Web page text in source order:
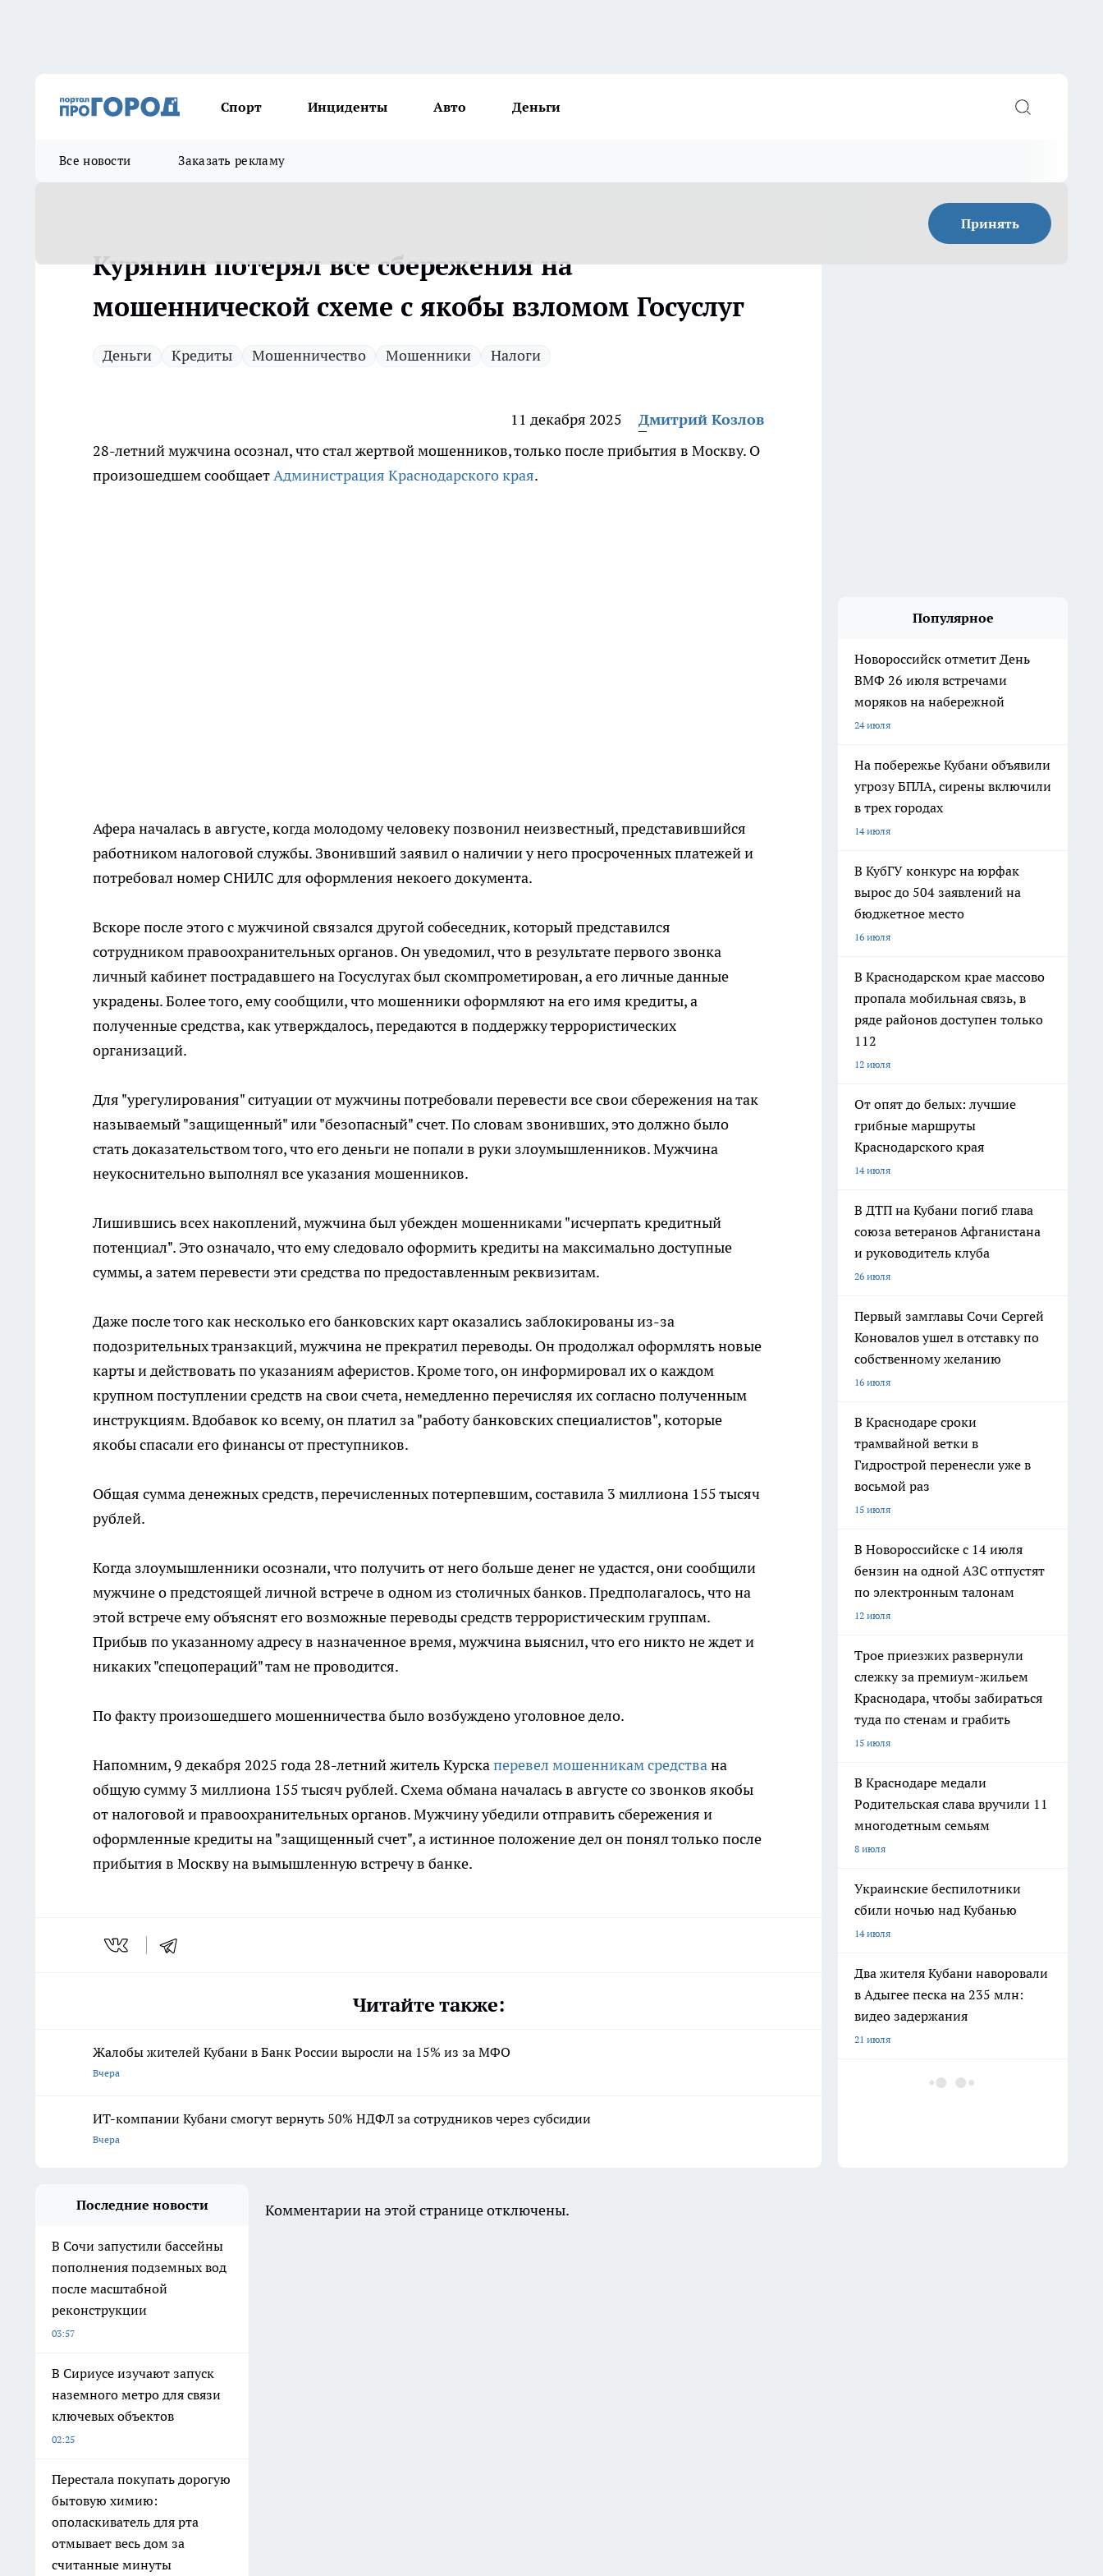
Спорт Инциденты Авто Деньги
Все новости Заказать рекламу
Принять
Курянин потерял все сбережения на
мошеннической схеме с якобы взломом Госуслуг
Деньги Кредиты Мошенничество Мошенники Налоги
11 декабря 2025
Дмитрий Козлов
28-летний мужчина осознал, что стал жертвой мошенников, только после прибытия в Москву. О
произошедшем сообщаетАдминистрация Краснодарского края.
Афера началась в августе, когда молодому человеку позвонил неизвестный, представившийся
работником налоговой службы. Звонивший заявил о наличии у него просроченных платежей и
потребовал номер СНИЛС для оформления некоего документа.
Вскоре после этого с мужчиной связался другой собеседник, который представился
сотрудником правоохранительных органов. Он уведомил, что в результате первого звонка
личный кабинет пострадавшего на Госуслугах был скомпрометирован, а его личные данные
украдены. Более того, ему сообщили, что мошенники оформляют на его имя кредиты, а
полученные средства, как утверждалось, передаются в поддержку террористических
организаций.
Для "урегулирования" ситуации от мужчины потребовали перевести все свои сбережения на так
называемый "защищенный" или "безопасный" счет. По словам звонивших, это должно было
стать доказательством того, что его деньги не попали в руки злоумышленников. Мужчина
неукоснительно выполнял все указания мошенников.
Лишившись всех накоплений, мужчина был убежден мошенниками "исчерпать кредитный
потенциал". Это означало, что ему следовало оформить кредиты на максимально доступные
суммы, а затем перевести эти средства по предоставленным реквизитам.
Даже после того как несколько его банковских карт оказались заблокированы из-за
подозрительных транзакций, мужчина не прекратил переводы. Он продолжал оформлять новые
карты и действовать по указаниям аферистов. Кроме того, он информировал их о каждом
крупном поступлении средств на свои счета, немедленно перечисляя их согласно полученным
инструкциям. Вдобавок ко всему, он платил за "работу банковских специалистов", которые
якобы спасали его финансы от преступников.
Общая сумма денежных средств, перечисленных потерпевшим, составила 3 миллиона 155 тысяч
рублей.
Когда злоумышленники осознали, что получить от него больше денег не удастся, они сообщили
мужчине о предстоящей личной встрече в одном из столичных банков. Предполагалось, что на
этой встрече ему объяснят его возможные переводы средств террористическим группам.
Прибыв по указанному адресу в назначенное время, мужчина выяснил, что его никто не ждет и
никаких "спецопераций" там не проводится.
По факту произошедшего мошенничества было возбуждено уголовное дело.
Напомним, 9 декабря 2025 года 28-летний житель Курскаперевел мошенникам средствана
общую сумму 3 миллиона 155 тысяч рублей. Схема обмана началась в августе со звонков якобы
от налоговой и правоохранительных органов. Мужчину убедили отправить сбережения и
оформленные кредиты на "защищенный счет", а истинное положение дел он понял только после
прибытия в Москву на вымышленную встречу в банке.
Читайте также:
Жалобы жителей Кубани в Банк России выросли на 15% из за МФО
Вчера
ИТ-компании Кубани смогут вернуть 50% НДФЛ за сотрудников через субсидии
Вчера
Популярное
Новороссийск отметит День
ВМФ 26 июля встречами
моряков на набережной
24 июля
На побережье Кубани объявили
угрозу БПЛА, сирены включили
в трех городах
14 июля
В КубГУ конкурс на юрфак
вырос до 504 заявлений на
бюджетное место
16 июля
В Краснодарском крае массово
пропала мобильная связь, в
ряде районов доступен только
112
12 июля
От опят до белых: лучшие
грибные маршруты
Краснодарского края
14 июля
В ДТП на Кубани погиб глава
союза ветеранов Афганистана
и руководитель клуба
26 июля
Первый замглавы Сочи Сергей
Коновалов ушел в отставку по
собственному желанию
16 июля
В Краснодаре сроки
трамвайной ветки в
Гидрострой перенесли уже в
восьмой раз
15 июля
В Новороссийске с 14 июля
бензин на одной АЗС отпустят
по электронным талонам
12 июля
Трое приезжих развернули
слежку за премиум-жильем
Краснодара, чтобы забираться
туда по стенам и грабить
15 июля
В Краснодаре медали
Родительская слава вручили 11
многодетным семьям
8 июля
Украинские беспилотники
сбили ночью над Кубанью
14 июля
Два жителя Кубани наворовали
в Адыгее песка на 235 млн:
видео задержания
21 июля
Последние новости
В Сочи запустили бассейны
пополнения подземных вод
после масштабной
реконструкции
03:57
В Сириусе изучают запуск
наземного метро для связи
ключевых объектов
02:25
Перестала покупать дорогую
бытовую химию:
ополаскиватель для рта
отмывает весь дом за
считанные минуты
Комментарии на этой странице отключены.